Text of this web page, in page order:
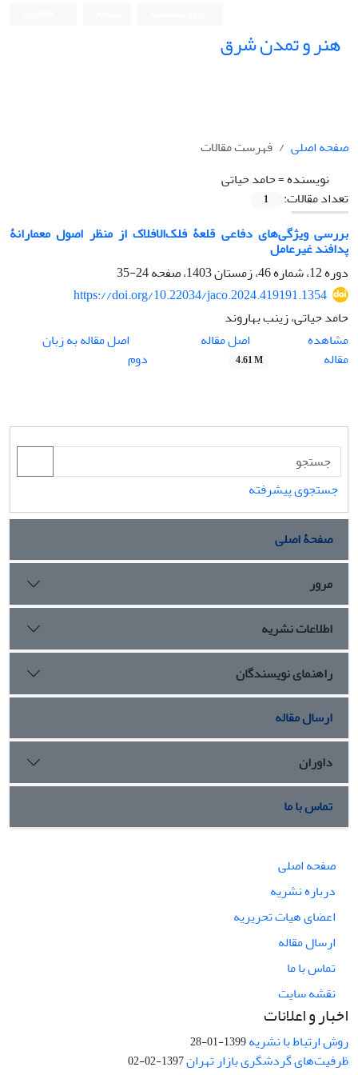
هنر و تمدن شرق
صفحه اصلی
فهرست مقالات
نویسنده =حامد حیاتی
تعداد مقالات:
1
بررسی ویژگی‌های دفاعی قلعۀ فلک‌الافلاک از منظر اصول معمارانۀ
پدافند غیرعامل
دوره 12، شماره 46، زمستان 1403، صفحه
24-35
https://doi.org/10.22034/jaco.2024.419191.1354
حامد حیاتی، زینب بهاروند
مشاهده
مقاله
اصل مقاله
4.61 M
اصل مقاله به زبان
دوم
جستجوی پیشرفته
صفحۀ اصلی
مرور
اطلاعات نشریه
راهنمای نویسندگان
ارسال مقاله
داوران
تماس با ما
صفحه اصلی
درباره نشریه
اعضای هیات تحریریه
ارسال مقاله
تماس با ما
نقشه سایت
اخبار و اعلانات
روش ارتباط با نشریه1399-01-28
ظرفیت‌های گردشگری بازار تهران1397-02-02